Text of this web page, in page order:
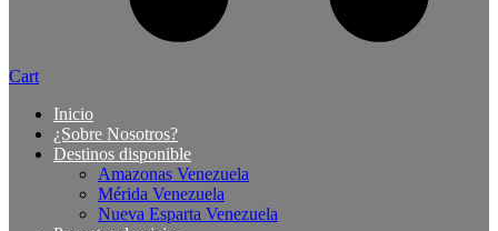
Cart
Inicio
¿Sobre Nosotros?
Destinos disponible
Amazonas Venezuela
Mérida Venezuela
Nueva Esparta Venezuela